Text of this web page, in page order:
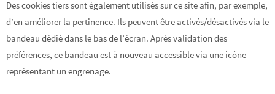
Des cookies tiers sont également utilisés sur ce site afin, par exemple,
d’en améliorer la pertinence. Ils peuvent être activés/désactivés via le
bandeau dédié dans le bas de l’écran. Après validation des
préférences, ce bandeau est à nouveau accessible via une icône
représentant un engrenage.